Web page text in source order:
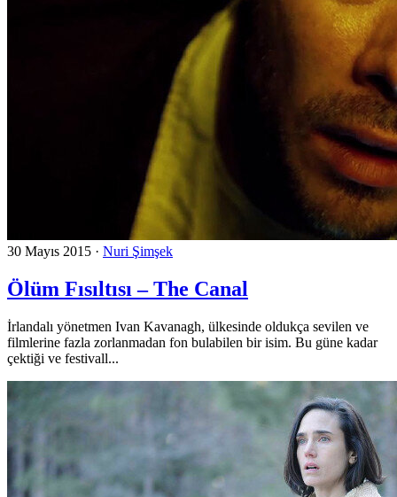
30 Mayıs 2015 · Nuri Şimşek
Ölüm Fısıltısı – The Canal
İrlandalı yönetmen Ivan Kavanagh, ülkesinde oldukça sevilen ve
filmlerine fazla zorlanmadan fon bulabilen bir isim. Bu güne kadar
çektiği ve festivall...